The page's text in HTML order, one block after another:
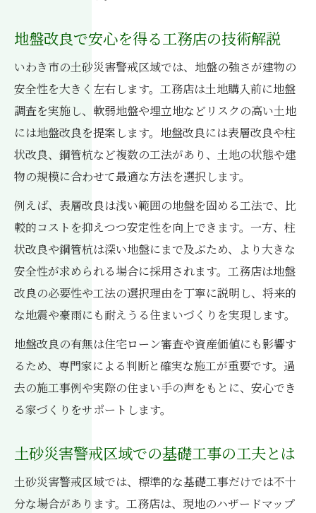
地盤改良で安心を得る工務店の技術解説
いわき市の土砂災害警戒区域では、地盤の強さが建物の
安全性を大きく左右します。工務店は土地購入前に地盤
調査を実施し、軟弱地盤や埋立地などリスクの高い土地
には地盤改良を提案します。地盤改良には表層改良や柱
状改良、鋼管杭など複数の工法があり、土地の状態や建
物の規模に合わせて最適な方法を選択します。
例えば、表層改良は浅い範囲の地盤を固める工法で、比
較的コストを抑えつつ安定性を向上できます。一方、柱
状改良や鋼管杭は深い地盤にまで及ぶため、より大きな
安全性が求められる場合に採用されます。工務店は地盤
改良の必要性や工法の選択理由を丁寧に説明し、将来的
な地震や豪雨にも耐えうる住まいづくりを実現します。
地盤改良の有無は住宅ローン審査や資産価値にも影響す
るため、専門家による判断と確実な施工が重要です。過
去の施工事例や実際の住まい手の声をもとに、安心でき
る家づくりをサポートします。
土砂災害警戒区域での基礎工事の工夫とは
土砂災害警戒区域では、標準的な基礎工事だけでは不十
分な場合があります。工務店は、現地のハザードマップ